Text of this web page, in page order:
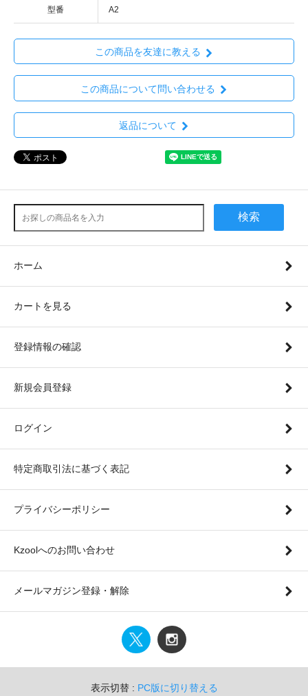
型番 A2
この商品を友達に教える
この商品について問い合わせる
返品について
検索
ホーム
カートを見る
登録情報の確認
新規会員登録
ログイン
特定商取引法に基づく表記
プライバシーポリシー
Kzoolへのお問い合わせ
メールマガジン登録・解除
表示切替 : PC版に切り替える